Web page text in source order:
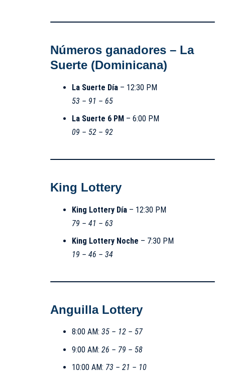
Números ganadores – La
Suerte (Dominicana)
La Suerte Día– 12:30 PM
53 – 91 – 65
La Suerte 6 PM – 6:00 PM
09 – 52 – 92
King Lottery
King Lottery Día– 12:30 PM
79 – 41 – 63
King Lottery Noche – 7:30 PM
19 – 46 – 34
Anguilla Lottery
8:00 AM: 35 – 12 – 57
9:00 AM: 26 – 79 – 58
10:00 AM: 73 – 21 – 10